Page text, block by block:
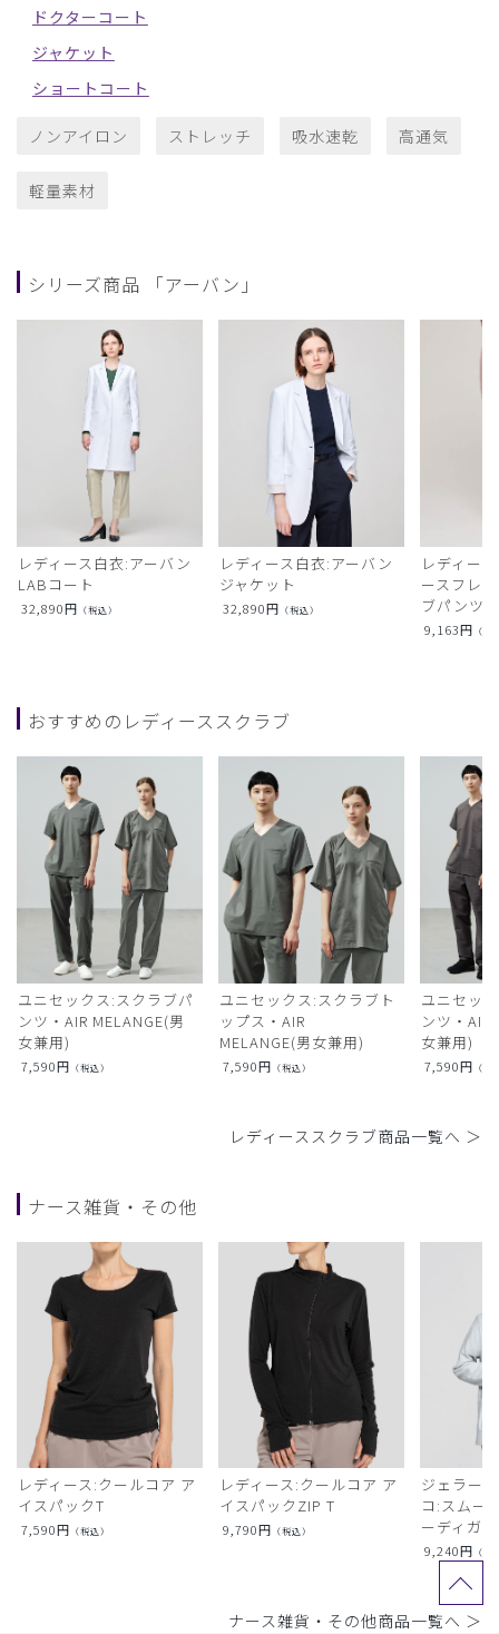
ドクターコート
ジャケット
ショートコート
ノンアイロン ストレッチ 吸水速乾 高通気
軽量素材
シリーズ商品 「アーバン」
レディース白衣:アーバン
LABコート
32,890円 （税込）
レディース白衣:アーバン
ジャケット
32,890円 （税込）
レディー
ースフレ
ブパンツ)
9,163円 （税
おすすめのレディーススクラブ
ユニセックス:スクラブパ
ンツ・AIR MELANGE(男
女兼用)
7,590円 （税込）
ユニセックス:スクラブト
ップス・AIR
MELANGE(男女兼用)
7,590円 （税込）
ユニセッ
ンツ・AIR
女兼用)
7,590円 （税
レディーススクラブ商品一覧へ ＞
ナース雑貨・その他
レディース:クールコア ア
イスパックT
7,590円 （税込）
レディース:クールコア ア
イスパックZIP T
9,790円 （税込）
ジェラー
コ:スムー
ーディガン
9,240円 （税
ナース雑貨・その他商品一覧へ ＞